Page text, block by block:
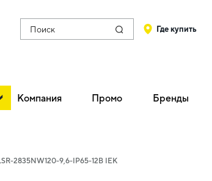
Поиск Где купить
Компания Промо Бренды
2835NW120-9,6-IP65-12В IEK